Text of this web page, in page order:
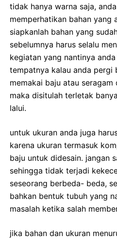
tidak hanya warna saja,
memperhatikan bahan yang
siapkanlah bahan yang
sebelumnya harus selalu
kegiatan yang nantinya
tempatnya kalau anda pergi
memakai baju atau
maka disitulah terletak
lalui.
untuk ukuran anda juga
karena ukuran termasuk
baju untuk didesain. jangan
sehingga tidak terjadi
seseorang berbeda- beda,
bahkan bentuk tubuh yang
masalah ketika salah
jika bahan dan ukuran